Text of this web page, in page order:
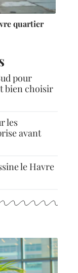
quartier
pour
bien choisir
les
avant
le Havre